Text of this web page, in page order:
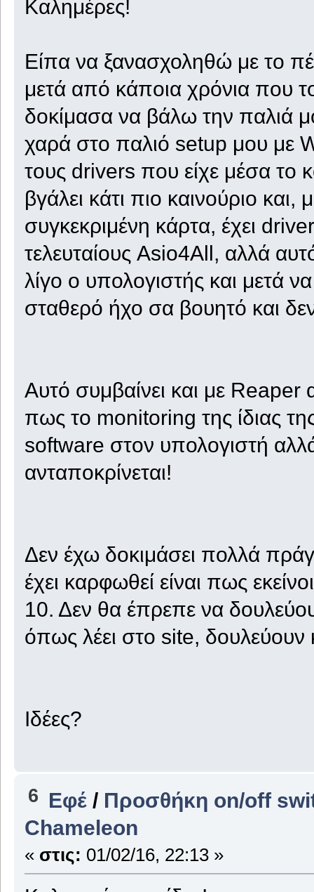
Καλημέρες!
Είπα να ξανασχοληθώ με το
μετά από κάποια χρόνια που
δοκίμασα να βάλω την παλιά
χαρά στο παλιό setup μου με
τους drivers που είχε μέσα το
βγάλει κάτι πιο καινούριο
συγκεκριμένη κάρτα, έχει
τελευταίους Asio4All, αλλά
λίγο ο υπολογιστής και μετά
σταθερό ήχο σα βουητό και
Αυτό συμβαίνει και με
πως το monitoring της ίδιας
software στον υπολογιστή
ανταποκρίνεται!
Δεν έχω δοκιμάσει πολλά
έχει καρφωθεί είναι πως
10. Δεν θα έπρεπε να
όπως λέει στο site, δουλεύουν
Ιδέες?
6 Εφέ / Προσθήκη on/off
Chameleon
« στις: 01/02/16, 22:13 »